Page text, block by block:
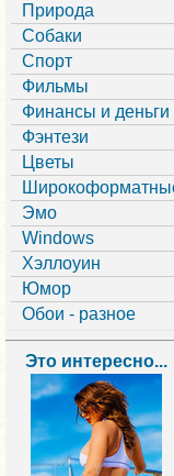
Природа
Собаки
Спорт
Фильмы
Финансы и деньги
Фэнтези
Цветы
Эмо
Windows
Хэллоуин
Юмор
Обои - разное
Это интересно...